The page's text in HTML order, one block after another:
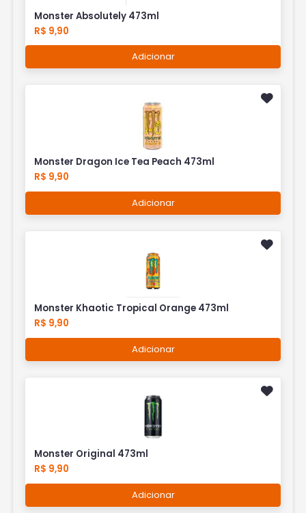
Monster Absolutely 473ml
R$ 9,90
Adicionar
Monster Dragon Ice Tea Peach 473ml
R$ 9,90
Adicionar
Monster Khaotic Tropical Orange 473ml
R$ 9,90
Adicionar
Monster Original 473ml
R$ 9,90
Adicionar